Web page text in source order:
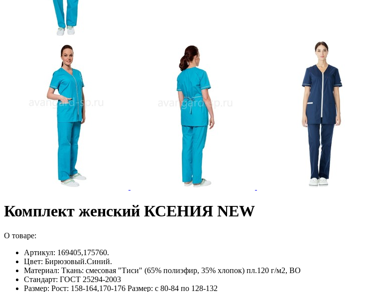
Комплект женский КСЕНИЯ NEW
О товаре:
Артикул: 169405,175760.
Цвет: Бирюзовый.Синий.
Материал: Ткань: смесовая "Тиси" (65% полиэфир, 35% хлопок) пл.120 г/м2, ВО
Стандарт: ГОСТ 25294-2003
Размер: Рост: 158-164,170-176 Размер: с 80-84 по 128-132